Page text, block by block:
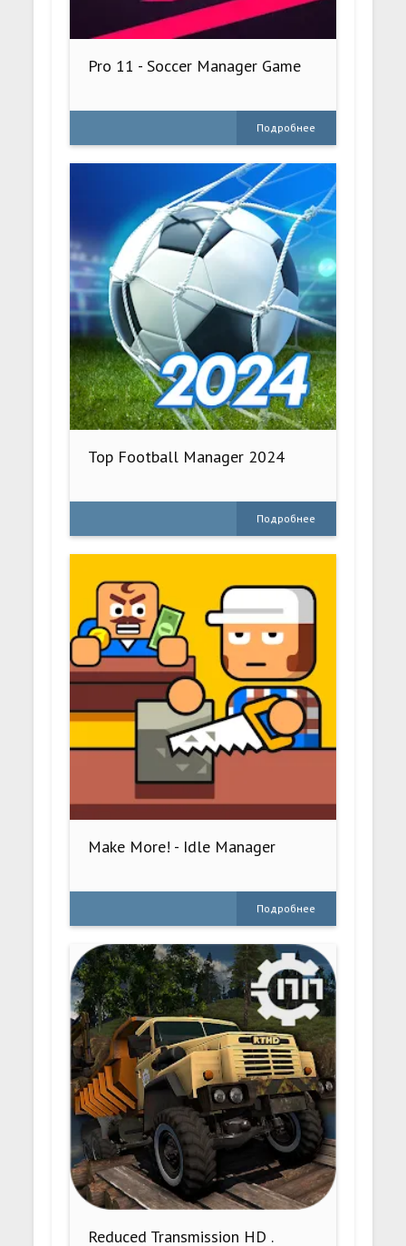
Pro 11 - Soccer Manager Game
Подробнее
Top Football Manager 2024
Подробнее
Make More! - Idle Manager
Подробнее
Reduced Transmission HD .